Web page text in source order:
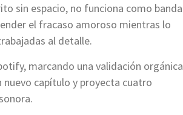
sin espacio, no funciona como banda
el fracaso amoroso mientras lo
al detalle.
marcando una validación orgánica
nuevo capítulo y proyecta cuatro